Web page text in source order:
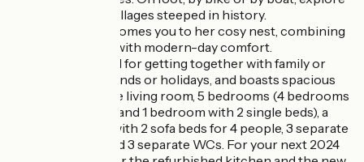
the picturesque villages steeped in history.
Marie-Laure welcomes you to her cosy nest, combining
old-world charm with modern-day comfort.
This house is ideal for getting together with family or
friends, for weekends or holidays, and boasts spacious
living areas: a large living room, 5 bedrooms (4 bedrooms
with 1 double bed and 1 bedroom with 2 single beds), a
large mezzanine with 2 sofa beds for 4 people, 3 separate
shower rooms and 3 separate WCs. For your next 2024